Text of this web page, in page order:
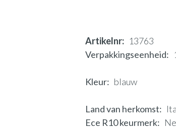
Artikelnr
13763
Verpakkingseenheid
Kleur blauw
Land van herkomst
Ece R10 keurmerk